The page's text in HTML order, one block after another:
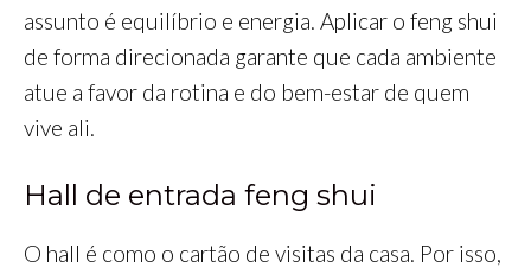
assunto é equilíbrio e energia. Aplicar o feng shui
de forma direcionada garante que cada ambiente
atue a favor da rotina e do bem-estar de quem
vive ali.
Hall de entrada feng shui
O hall é como o cartão de visitas da casa. Por isso,